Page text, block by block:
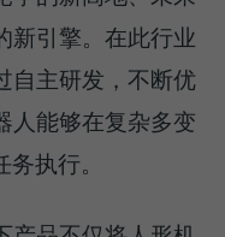
新引擎。在此行业
自主研发，不断优
人能够在复杂多变
执行。